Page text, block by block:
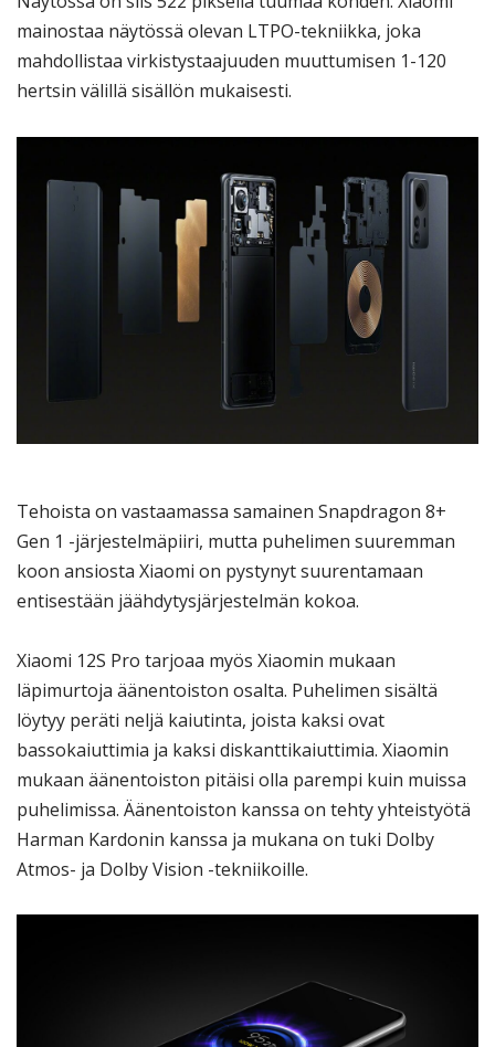
mainostaa näytössä olevan LTPO-tekniikka, joka
mahdollistaa virkistystaajuuden muuttumisen 1-120
hertsin välillä sisällön mukaisesti.
Tehoista on vastaamassa samainen Snapdragon 8+
Gen 1 -järjestelmäpiiri, mutta puhelimen suuremman
koon ansiosta Xiaomi on pystynyt suurentamaan
entisestään jäähdytysjärjestelmän kokoa.
Xiaomi 12S Pro tarjoaa myös Xiaomin mukaan
läpimurtoja äänentoiston osalta. Puhelimen sisältä
löytyy peräti neljä kaiutinta, joista kaksi ovat
bassokaiuttimia ja kaksi diskanttikaiuttimia. Xiaomin
mukaan äänentoiston pitäisi olla parempi kuin muissa
puhelimissa. Äänentoiston kanssa on tehty yhteistyötä
Harman Kardonin kanssa ja mukana on tuki Dolby
Atmos- ja Dolby Vision -tekniikoille.